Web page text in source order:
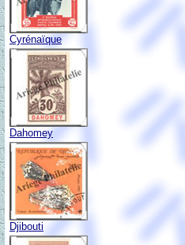
Cyrénaïque
Dahomey
Djibouti